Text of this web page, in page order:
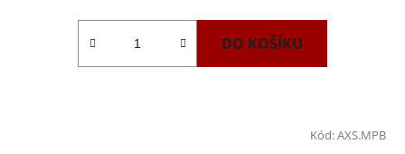
DO KOŠÍKU
Kód:AXS.MPB